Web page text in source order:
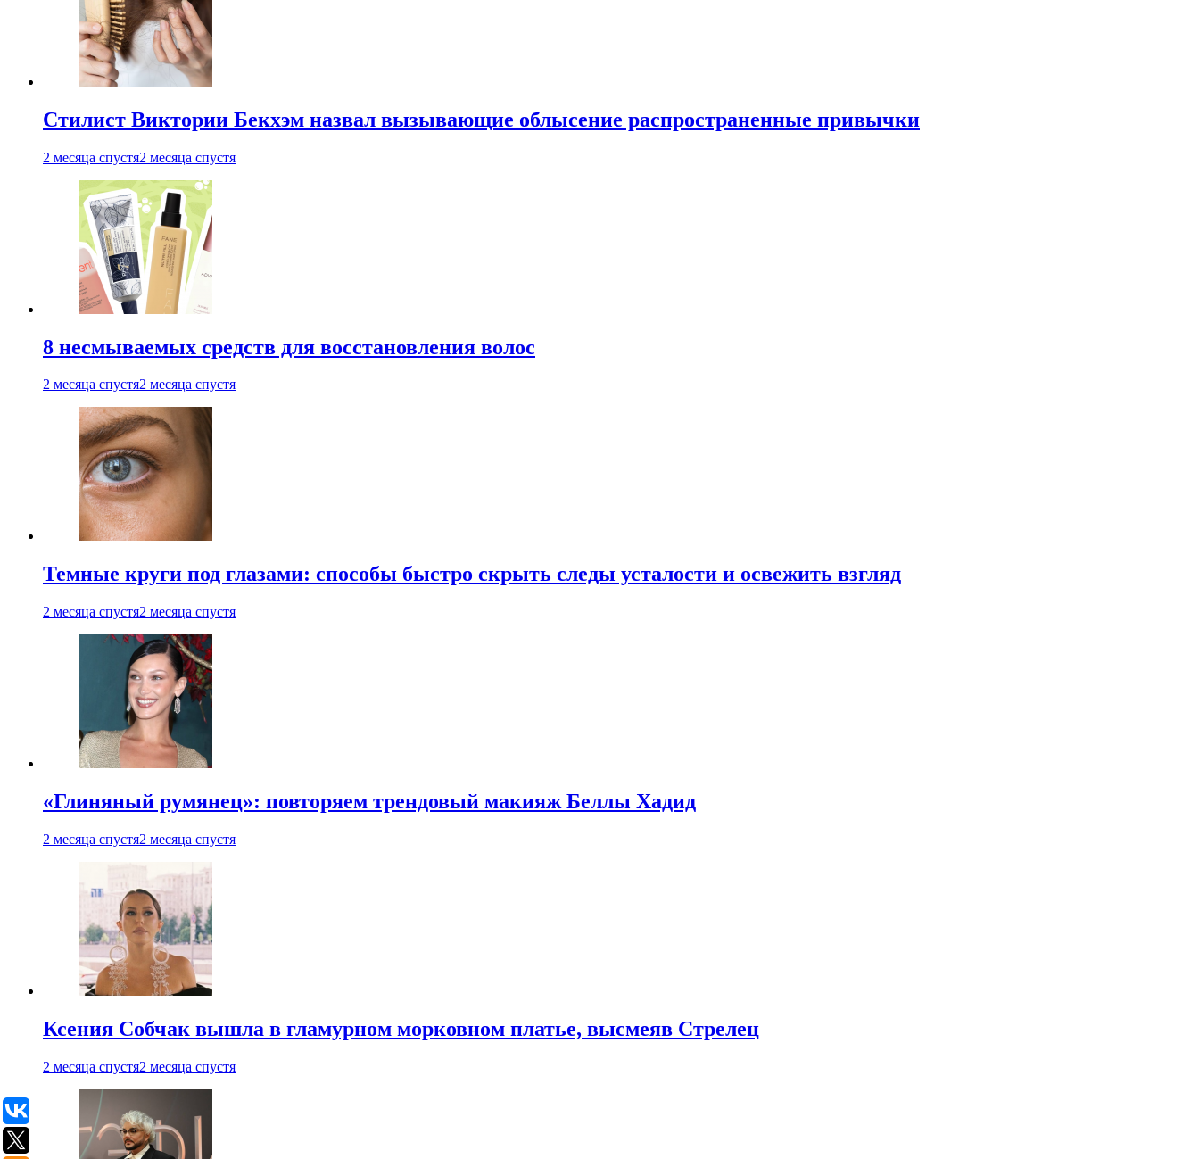
Стилист Виктории Бекхэм назвал вызывающие облысение распространенные привычки
2 месяца спустя2 месяца спустя
8 несмываемых средств для восстановления волос
2 месяца спустя2 месяца спустя
Темные круги под глазами: способы быстро скрыть следы усталости и освежить взгляд
2 месяца спустя2 месяца спустя
«Глиняный румянец»: повторяем трендовый макияж Беллы Хадид
2 месяца спустя2 месяца спустя
Ксения Собчак вышла в гламурном морковном платье, высмеяв Стрелец
2 месяца спустя2 месяца спустя